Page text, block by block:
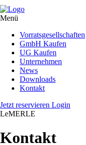
Menü
Vorratsgesellschaften
GmbH Kaufen
UG Kaufen
Unternehmen
News
Downloads
Kontakt
Jetzt reservieren Login
LeMERLE
Kontakt